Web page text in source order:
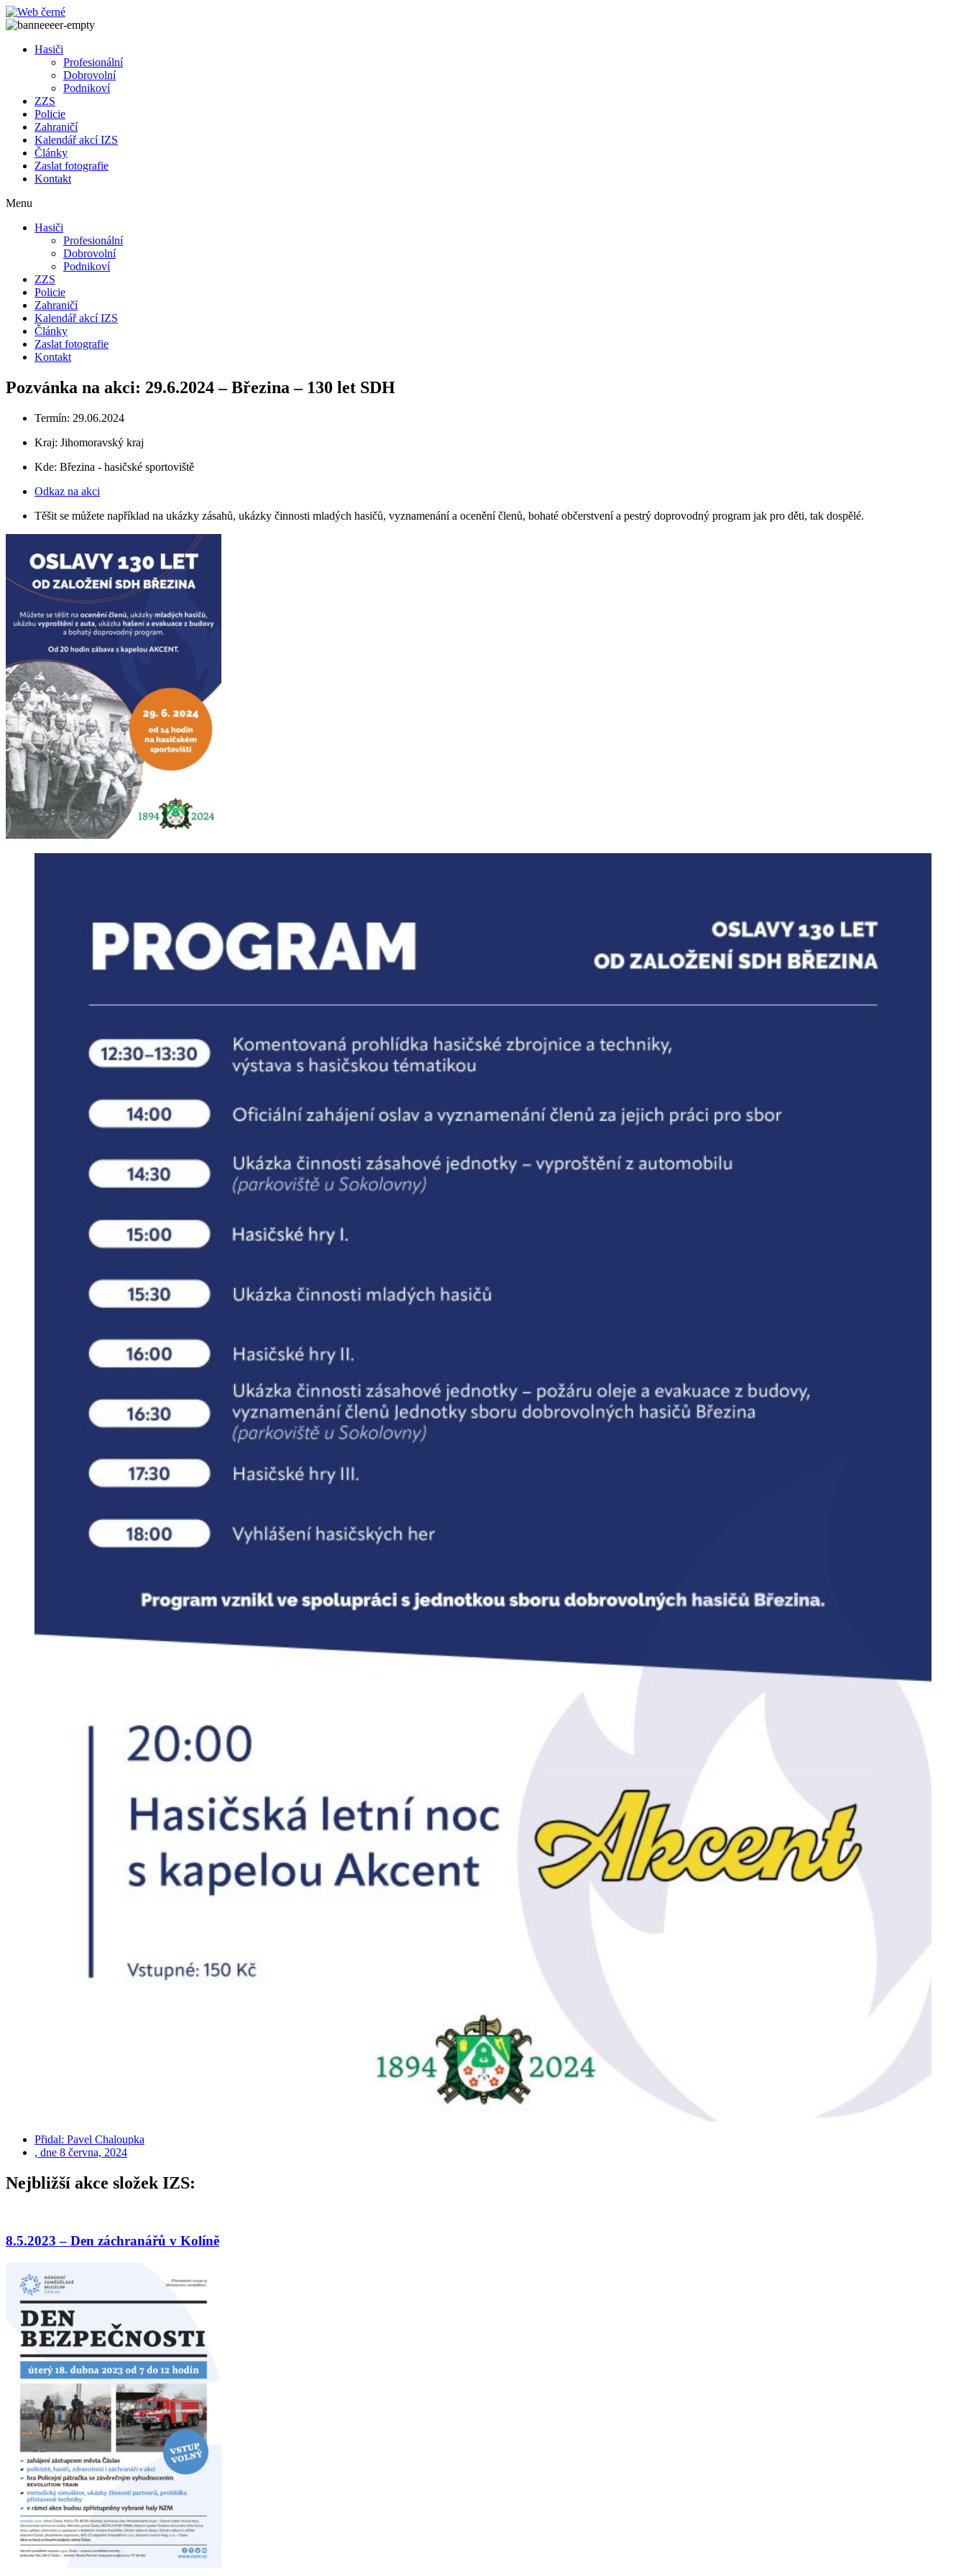
Přejít
k
Hasiči
Profesionální
Dobrovolní
Podnikoví
ZZS
Policie
Zahraničí
Kalendář akcí IZS
Články
Zaslat fotografie
Kontakt
Menu
Hasiči
Profesionální
Dobrovolní
Podnikoví
ZZS
Policie
Zahraničí
Kalendář akcí IZS
Články
Zaslat fotografie
Kontakt
Pozvánka na akci: 29.6.2024 – Březina – 130 let SDH
Termín: 29.06.2024
Kraj: Jihomoravský kraj
Kde: Březina - hasičské sportoviště
Odkaz na akci
Těšit se můžete například na ukázky zásahů, ukázky činnosti mladých hasičů, vyznamenání a ocenění členů, bohaté občerstvení a pestrý doprovodný program jak pro děti, tak dospělé.
Přidal: Pavel Chaloupka
, dne 8 června, 2024
Nejbližší akce složek IZS:
8.5.2023 – Den záchranářů v Kolíně